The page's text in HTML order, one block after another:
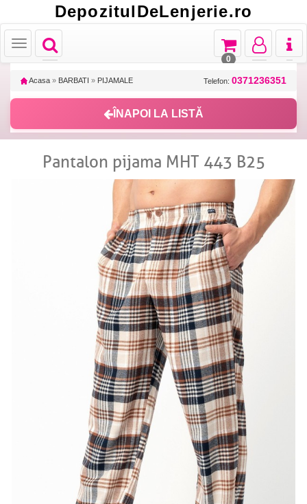
DepozitulDeLenjerie.ro
Toggle
navigation
Toggle
Toggle
navigation
Toggle
navigation
Toggle
navigation
0
Acasa » BARBATI » PIJAMALE Telefon: 0371236351
ÎNAPOI LA LISTĂ
Pantalon pijama MHT 443 B25